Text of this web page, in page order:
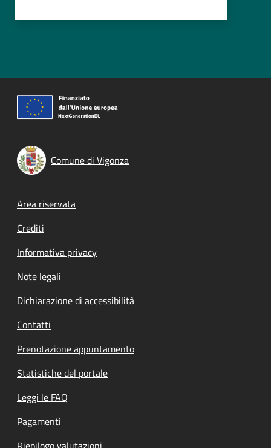
Comune di Vigonza
Footer menu
Area riservata
Crediti
Informativa privacy
Note legali
Dichiarazione di accessibilità
Contatti
Prenotazione appuntamento
Statistiche del portale
Leggi le FAQ
Pagamenti